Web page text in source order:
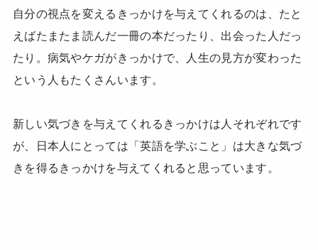
自分の視点を変えるきっかけを与えてくれるのは、たと
えばたまたま読んだ一冊の本だったり、出会った人だっ
たり。病気やケガがきっかけで、人生の見方が変わった
という人もたくさんいます。
新しい気づきを与えてくれるきっかけは人それぞれです
が、日本人にとっては「英語を学ぶこと」は大きな気づ
きを得るきっかけを与えてくれると思っています。